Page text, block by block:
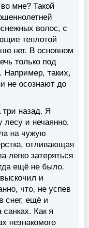
мне? Такой
волос, с
теплотой
нет. В основном
только под
Например, таких,
не осознают до
три назад. Я
лесу и нечаянно,
на чужую
отливающая
легко затеряться
ещё не было.
и
что, не успев
снег, ещё и
санках. Как я
незнакомого